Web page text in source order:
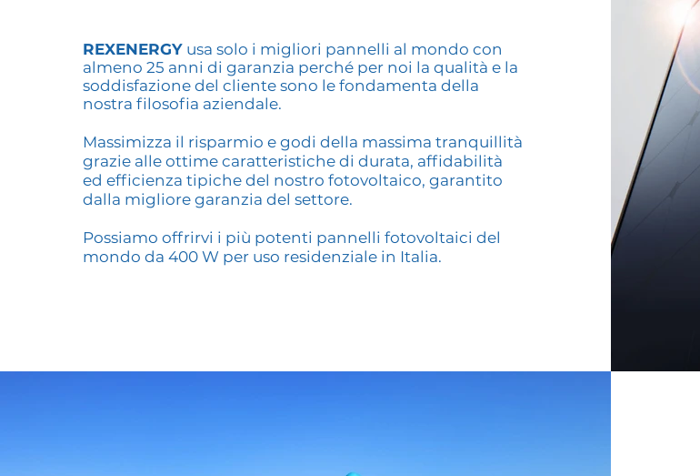
REXENERGY usa solo i migliori pannelli al mondo con
almeno 25 anni di garanzia perché per noi la qualità e la
soddisfazione del cliente sono le fondamenta della
nostra filosofia aziendale.
Massimizza il risparmio e godi della massima tranquillità
grazie alle ottime caratteristiche di durata, affidabilità
ed efficienza tipiche del nostro fotovoltaico, garantito
dalla migliore garanzia del settore.
Possiamo offrirvi i più potenti pannelli fotovoltaici del
mondo da 400 W per uso residenziale in Italia.